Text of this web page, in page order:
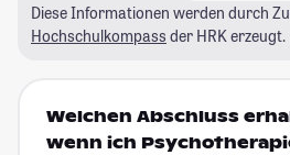
Diese Informationen werden durch
Hochschulkompass der HRK erzeugt.
Welchen Abschluss
wenn ich